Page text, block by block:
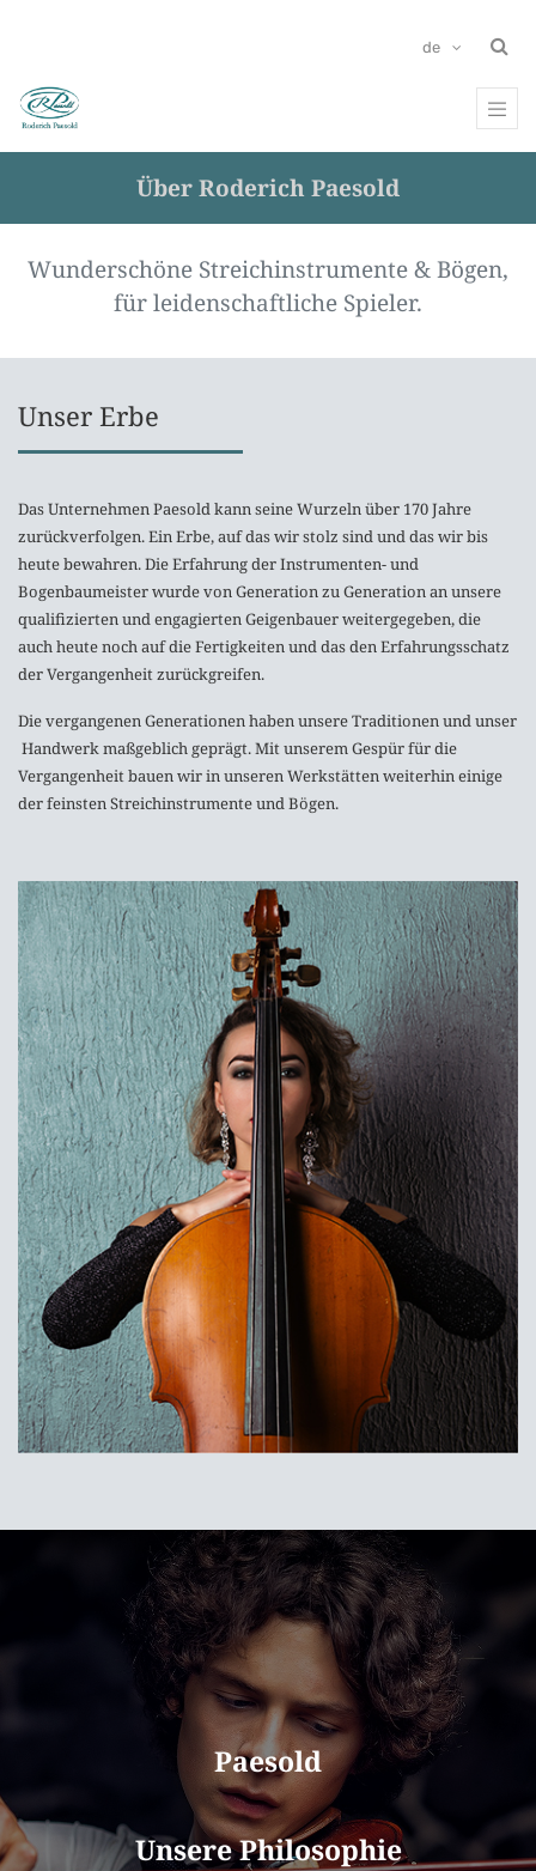
de
Über Roderich Paesold
Wunderschöne Streichinstrumente & Bögen,
für leidenschaftliche Spieler.
Unser Erbe
Das Unternehmen Paesold kann seine Wurzeln über 170 Jahre
zurückverfolgen. Ein Erbe, auf das wir stolz sind und das wir bis
heute bewahren. Die Erfahrung der Instrumenten- und
Bogenbaumeister wurde von Generation zu Generation an unsere
qualifizierten und engagierten Geigenbauer weitergegeben, die
auch heute noch auf die Fertigkeiten und das den Erfahrungsschatz
der Vergangenheit zurückgreifen.
Die vergangenen Generationen haben unsere Traditionen und unser
Handwerk maßgeblich geprägt. Mit unserem Gespür für die
Vergangenheit bauen wir in unseren Werkstätten weiterhin einige
der feinsten Streichinstrumente und Bögen.
Paesold
Unsere Philosophie